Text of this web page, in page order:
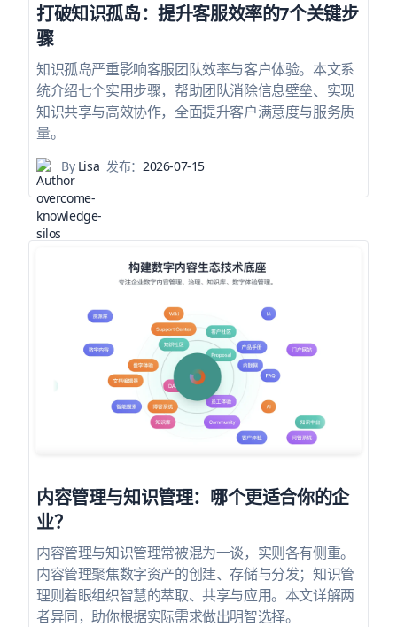
打破知识孤岛：提升客服效率的7个关键步
骤
知识孤岛严重影响客服团队效率与客户体验。本文系
统介绍七个实用步骤，帮助团队消除信息壁垒、实现
知识共享与高效协作，全面提升客户满意度与服务质
量。
ByLisa 发布：2026-07-15
内容管理与知识管理：哪个更适合你的企
业？
内容管理与知识管理常被混为一谈，实则各有侧重。
内容管理聚焦数字资产的创建、存储与分发；知识管
理则着眼组织智慧的萃取、共享与应用。本文详解两
者异同，助你根据实际需求做出明智选择。